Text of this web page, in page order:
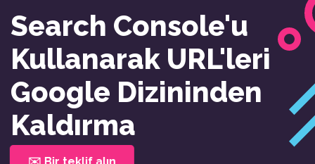
Search Console'u
Kullanarak URL'leri
Google Dizininden
Kaldırma
✉️ Bir teklif alın